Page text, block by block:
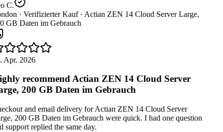
C.
· Verifizierter Kauf · Actian ZEN 14 Cloud Server Large,
GB Daten im Gebrauch
Apr. 2026
recommend Actian ZEN 14 Cloud Server
200 GB Daten im Gebrauch
and email delivery for Actian ZEN 14 Cloud Server
200 GB Daten im Gebrauch were quick. I had one question
support replied the same day.